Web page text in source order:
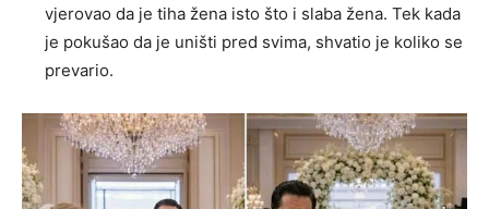
vjerovao da je tiha žena isto što i slaba žena. Tek kada
je pokušao da je uništi pred svima, shvatio je koliko se
prevario.